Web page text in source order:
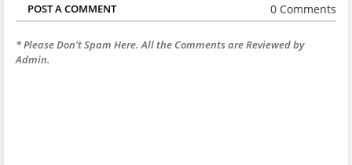
POST A COMMENT 0 Comments
* Please Don't Spam Here. All the Comments are Reviewed by
Admin.